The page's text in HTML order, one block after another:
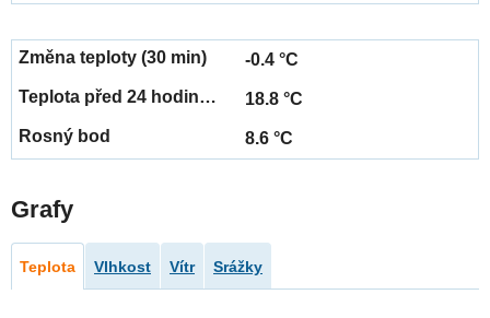
-0.4 °C
18.8 °C
8.6 °C
Grafy
Teplota Vlhkost Vítr Srážky